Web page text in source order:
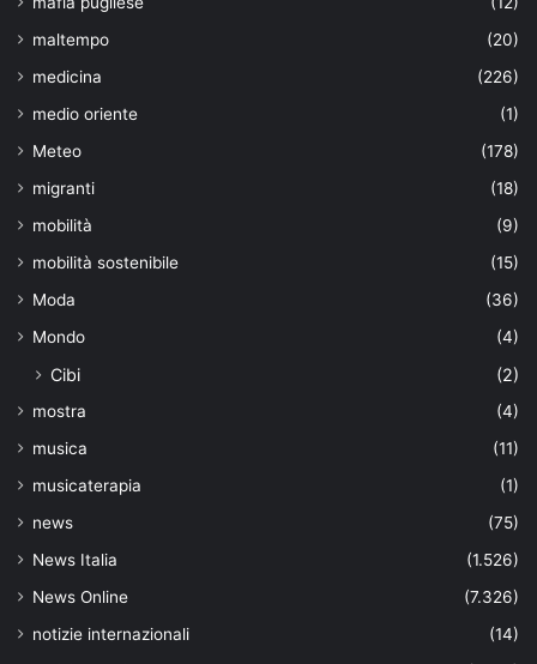
maltempo
(20)
medicina
(226)
medio oriente
(1)
Meteo
(178)
migranti
(18)
mobilità
(9)
mobilità sostenibile
(15)
Moda
(36)
Mondo
(4)
Cibi (2)
mostra
(4)
musica
(11)
musicaterapia
(1)
news
(75)
News Italia
(1.526)
News Online
(7.326)
notizie internazionali
(14)